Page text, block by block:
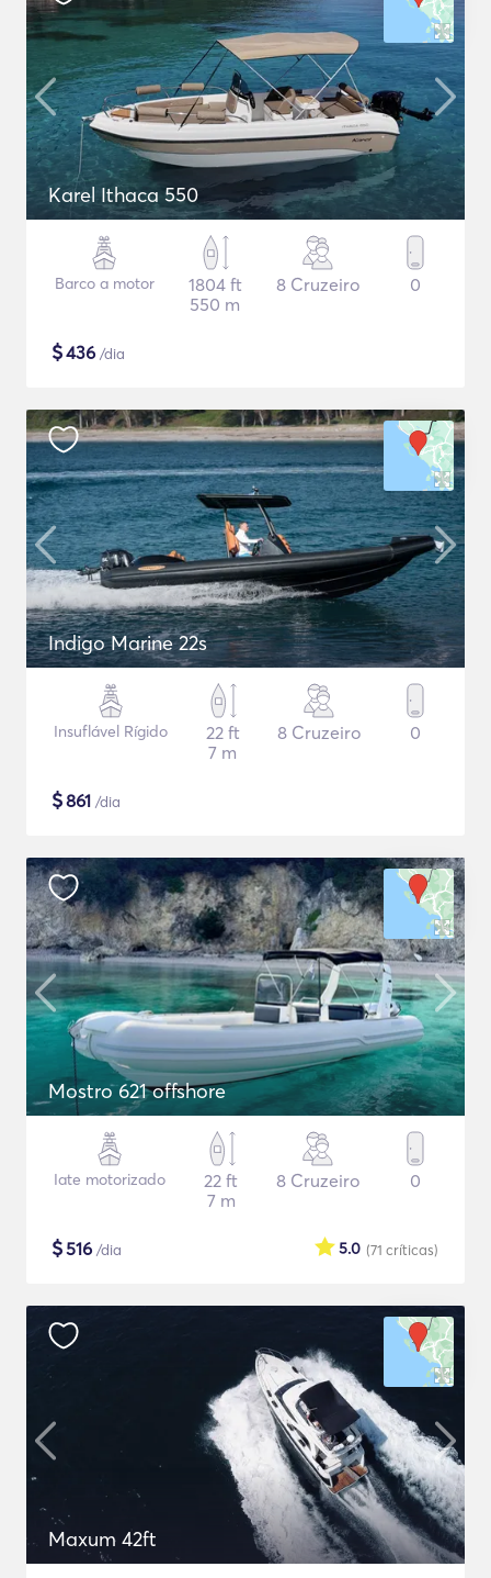
Karel Ithaca 550
Barco a motor
1804 ft
550 m
8 Cruzeiro 0
$436 /dia
Indigo Marine 22s
Insuflável Rígido
22 ft
7 m
8 Cruzeiro 0
$861 /dia
Mostro 621 offshore
Iate motorizado
22 ft
7 m
8 Cruzeiro 0
$516 /dia (71 críticas)
5.0
Maxum 42ft